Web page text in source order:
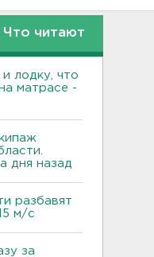
Что читают
и лодку, что
матрасе -
дня назад
разбавят
м/с
за